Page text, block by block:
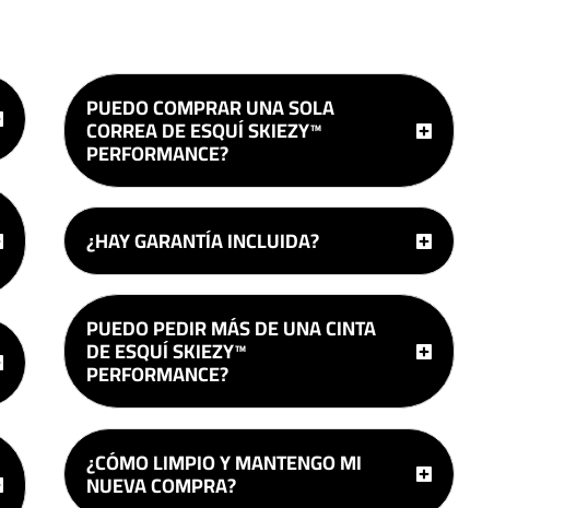
PUEDO COMPRAR UNA SOLA
CORREA DE ESQUÍ SKIEZY™
PERFORMANCE?
¿HAY GARANTÍA INCLUIDA?
PUEDO PEDIR MÁS DE UNA CINTA
DE ESQUÍ SKIEZY™
PERFORMANCE?
¿CÓMO LIMPIO Y MANTENGO MI
NUEVA COMPRA?